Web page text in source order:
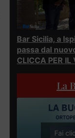
Bar Sicilia, a
passa dal
CLICCA PER IL
La
Fai